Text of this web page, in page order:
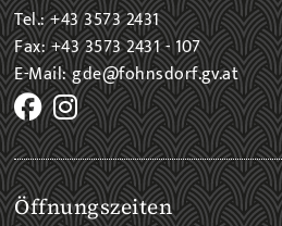
Tel.: +43 3573 2431
Fax: +43 3573 2431 - 107
E-Mail: gde@fohnsdorf.gv.at
Öffnungszeiten